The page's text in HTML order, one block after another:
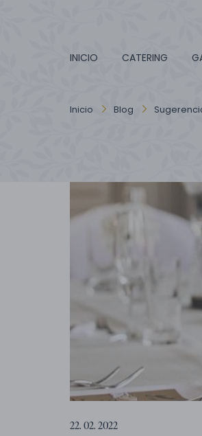
INICIO CATERING
Inicio Blog
22. 02. 2022